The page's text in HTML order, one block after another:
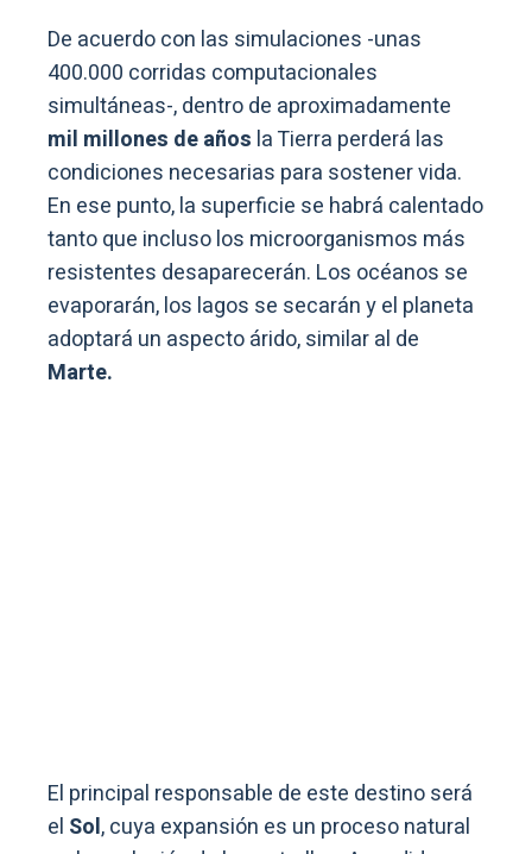
De acuerdo con las simulaciones -unas
400.000 corridas computacionales
simultáneas-, dentro de aproximadamente
mil millones de años la Tierra perderá las
condiciones necesarias para sostener vida.
En ese punto, la superficie se habrá calentado
tanto que incluso los microorganismos más
resistentes desaparecerán. Los océanos se
evaporarán, los lagos se secarán y el planeta
adoptará un aspecto árido, similar al de
Marte.
El principal responsable de este destino será
el Sol, cuya expansión es un proceso natural